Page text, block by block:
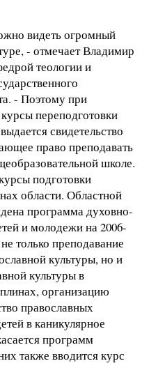
видеть огромный
- отмечает Владимир
теологии и
- Поэтому при
переподготовки
свидетельство
право преподавать
школе.
подготовки
области. Областной
программа духовно-
и молодежи на 2006-
только преподавание
культуры, но и
культуры в
организацию
православных
в каникулярное
программ
также вводится курс